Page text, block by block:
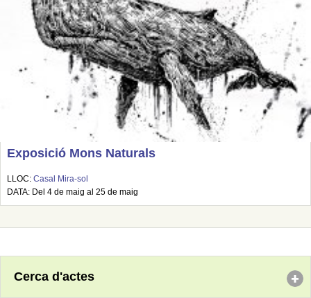
Exposició Mons Naturals
LLOC: Casal Mira-sol
DATA: Del 4 de maig al 25 de maig
Cerca d'actes